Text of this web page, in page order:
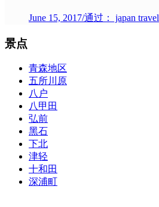
June 15, 2017/通过： japan travel
景点
青森地区
五所川原
八户
八甲田
弘前
黑石
下北
津轻
十和田
深浦町